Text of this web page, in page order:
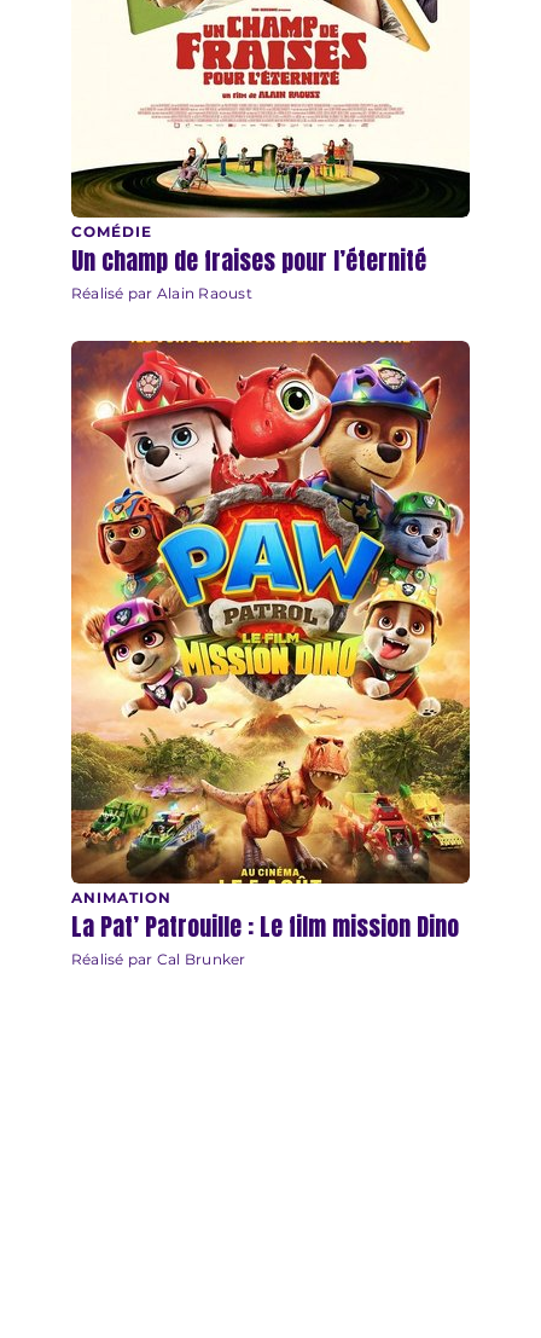
Un champ de fraises pour l’éternité
COMÉDIE
Réalisé par Alain Raoust
La Pat’ Patrouille : Le film mission Dino
ANIMATION
Réalisé par Cal Brunker